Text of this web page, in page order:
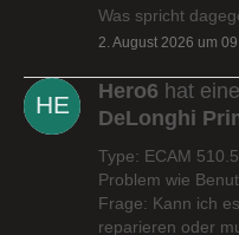
Was spricht
2. August 2026 um
Hero6 hat
DeLonghi
Type: ECAM
Problem wie
Frage: Kann ich
reparieren oder